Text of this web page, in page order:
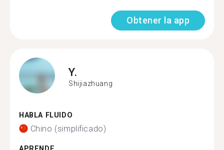
Obtener la app
Y.
Shijiazhuang
HABLA FLUIDO
Chino (simplificado)